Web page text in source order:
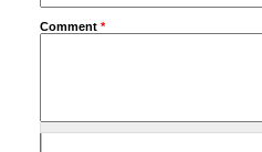
Comment *